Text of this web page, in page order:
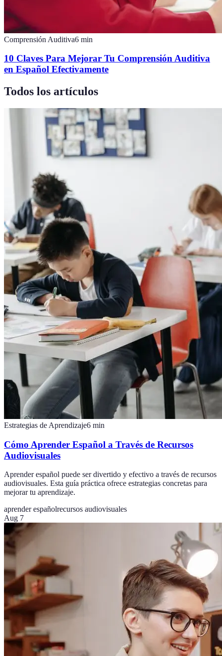
Comprensión Auditiva6 min
10 Claves Para Mejorar Tu Comprensión Auditiva
en Español Efectivamente
Todos los artículos
Estrategias de Aprendizaje6 min
Cómo Aprender Español a Través de Recursos
Audiovisuales
Aprender español puede ser divertido y efectivo a través de recursos
audiovisuales. Esta guía práctica ofrece estrategias concretas para
mejorar tu aprendizaje.
aprender españolrecursos audiovisuales
Aug 7